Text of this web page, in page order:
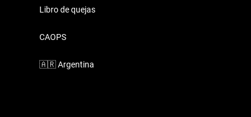
Libro de quejas
CAOPS
🇦🇷 Argentina